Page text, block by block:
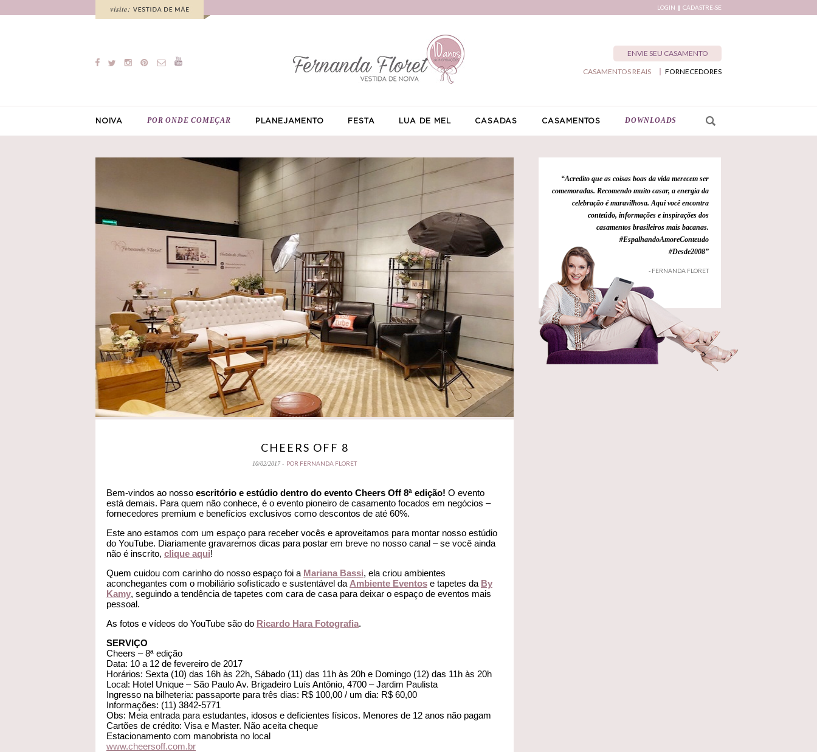
LOGIN CADASTRE-SE
ENVIE SEU CASAMENTO
FORNECEDORES
CASAMENTOS REAIS
NOIVA POR ONDE COMEÇAR PLANEJAMENTO FESTA LUA DE MEL CASADAS CASAMENTOS DOWNLOADS
CHEERS OFF 8
10/02/2017 - POR FERNANDA FLORET
Bem-vindos ao nosso escritório e estúdio dentro do evento Cheers Off 8ª edição! O evento
está demais. Para quem não conhece, é o evento pioneiro de casamento focados em negócios –
fornecedores premium e benefícios exclusivos como descontos de até 60%.
Este ano estamos com um espaço para receber vocês e aproveitamos para montar nosso estúdio
do YouTube. Diariamente gravaremos dicas para postar em breve no nosso canal – se você ainda
não é inscrito, clique aqui!
Quem cuidou com carinho do nosso espaço foi a Mariana Bassi, ela criou ambientes
aconchegantes com o mobiliário sofisticado e sustentável da Ambiente Eventos e tapetes da By
Kamy, seguindo a tendência de tapetes com cara de casa para deixar o espaço de eventos mais
pessoal.
As fotos e vídeos do YouTube são do Ricardo Hara Fotografia.
SERVIÇO
Cheers – 8ª edição
Data: 10 a 12 de fevereiro de 2017
Horários: Sexta (10) das 16h às 22h, Sábado (11) das 11h às 20h e Domingo (12) das 11h às 20h
Local: Hotel Unique – São Paulo Av. Brigadeiro Luís Antônio, 4700 – Jardim Paulista
Ingresso na bilheteria: passaporte para três dias: R$ 100,00 / um dia: R$ 60,00
Informações: (11) 3842-5771
Obs: Meia entrada para estudantes, idosos e deficientes físicos. Menores de 12 anos não pagam
Cartões de crédito: Visa e Master. Não aceita cheque
Estacionamento com manobrista no local
www.cheersoff.com.br
“Acredito que as coisas boas da vida merecem ser
comemoradas. Recomendo muito casar, a energia da
celebração é maravilhosa. Aqui você encontra
conteúdo, informações e inspirações dos
casamentos brasileiros mais bacanas.
#EspalhandoAmoreConteudo
#Desde2008”
- FERNANDA FLORET